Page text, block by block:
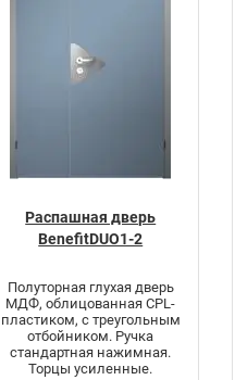
Распашная дверь
BenefitDUO1-2
Полуторная глухая дверь
МДФ, облицованная CPL-
пластиком, с треугольным
отбойником. Ручка
стандартная нажимная.
Торцы усиленные.